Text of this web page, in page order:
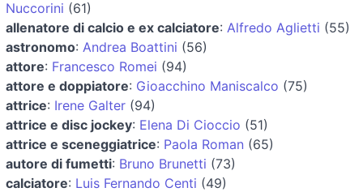
Nuccorini (61)
allenatore di calcio e ex calciatore: Alfredo Aglietti (55)
astronomo: Andrea Boattini (56)
attore: Francesco Romei (94)
attore e doppiatore: Gioacchino Maniscalco (75)
attrice: Irene Galter (94)
attrice e disc jockey: Elena Di Cioccio (51)
attrice e sceneggiatrice: Paola Roman (65)
autore di fumetti: Bruno Brunetti (73)
calciatore: Luis Fernando Centi (49)